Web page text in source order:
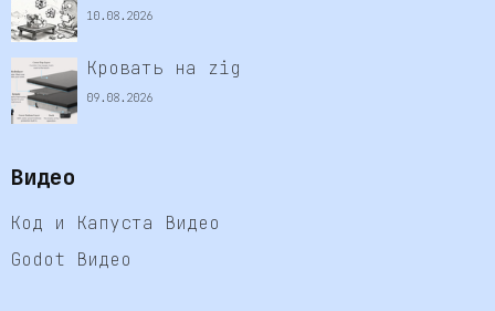
10.08.2026
Кровать на zig
09.08.2026
Видео
Код и Капуста Видео
Godot Видео